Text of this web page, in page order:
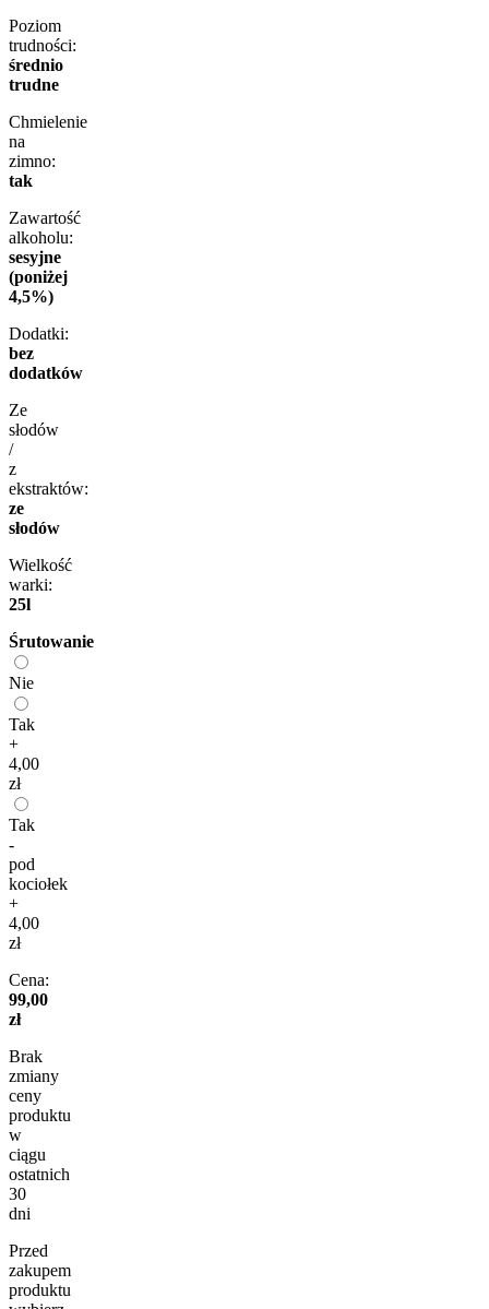
Poziom
trudności:
średnio
trudne
Chmielenie
na
zimno:
tak
Zawartość
alkoholu:
sesyjne
(poniżej
4,5%)
Dodatki:
bez
dodatków
Ze
słodów
/
z
ekstraktów:
ze
słodów
Wielkość
warki:
25l
Śrutowanie
Nie
Tak
+
4,00
zł
Tak
-
pod
kociołek
+
4,00
zł
Cena:
99,00
zł
Brak
zmiany
ceny
produktu
w
ciągu
ostatnich
30
dni
Przed
zakupem
produktu